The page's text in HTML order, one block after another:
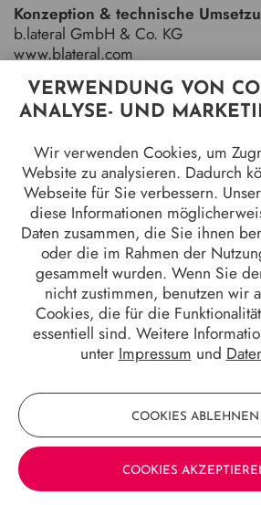
Konzeption & technische
b.lateral GmbH & Co. KG
www.blateral.com
VERWENDUNG VON
ANALYSE- UND
Wir verwenden Cookies, um
Website zu analysieren. Dadurch
Webseite für Sie verbessern.
diese Informationen
Daten zusammen, die Sie ihnen
oder die im Rahmen der
gesammelt wurden. Wenn Sie
nicht zustimmen, benutzen wir
Cookies, die für die
essentiell sind. Weitere
unter Impressum und
COOKIES ABLEHNEN
COOKIES
Unsere
Magistrat der
Fachdienst Kultur
Gerhard-Jahn-Platz 1
35037 Marburg
E-Mail:kultur@marburg-
Quicklinks
Jahrhundertgalerie